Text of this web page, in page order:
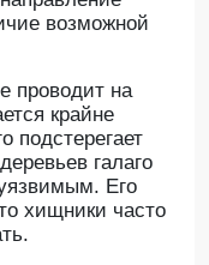
возможной
проводит на
крайне
подстерегает
галаго
Его
хищники часто